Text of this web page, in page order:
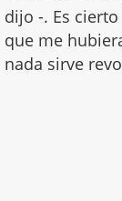
dijo -. Es
que me
nada sirve